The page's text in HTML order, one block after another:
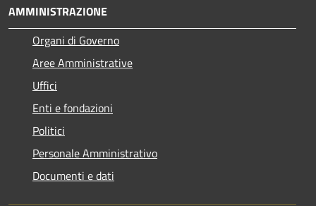
AMMINISTRAZIONE
Organi di Governo
Aree Amministrative
Uffici
Enti e fondazioni
Politici
Personale Amministrativo
Documenti e dati